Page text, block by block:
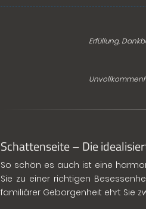
Erfüllung,
Schattenseite – Die
So schön es auch ist eine
Sie zu einer richtigen
familiärer Geborgenheit ehrt Sie